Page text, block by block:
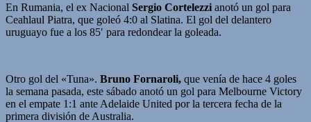
En Rumania, el ex Nacional Sergio Cortelezzi anotó un gol para
Ceahlaul Piatra, que goleó 4:0 al Slatina. El gol del delantero
uruguayo fue a los 85′ para redondear la goleada.
Otro gol del «Tuna». Bruno Fornaroli, que venía de hace 4 goles
la semana pasada, este sábado anotó un gol para Melbourne Victory
en el empate 1:1 ante Adelaide United por la tercera fecha de la
primera división de Australia.